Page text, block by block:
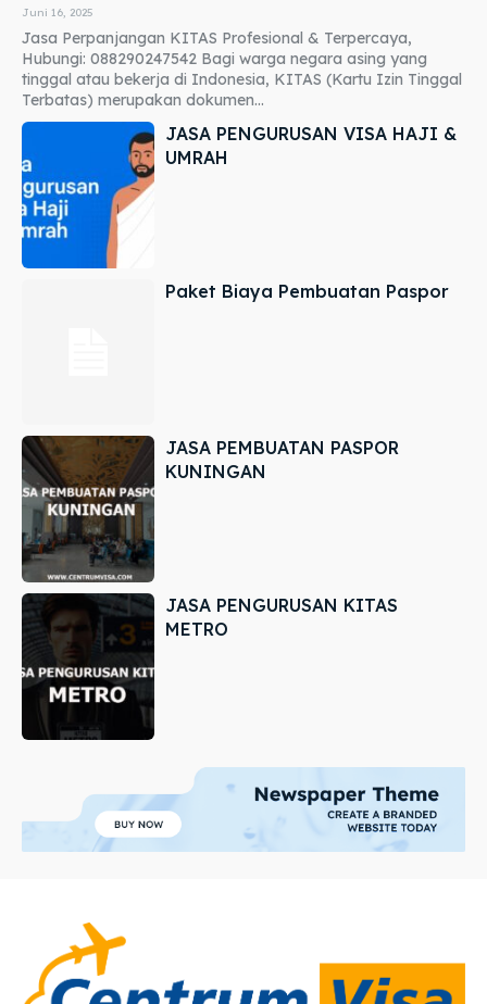
Juni 16, 2025
Jasa Perpanjangan KITAS Profesional & Terpercaya,
Hubungi: 088290247542 Bagi warga negara asing yang
tinggal atau bekerja di Indonesia, KITAS (Kartu Izin Tinggal
Terbatas) merupakan dokumen...
JASA PENGURUSAN VISA HAJI &
UMRAH
Paket Biaya Pembuatan Paspor
JASA PEMBUATAN PASPOR
KUNINGAN
JASA PENGURUSAN KITAS
METRO